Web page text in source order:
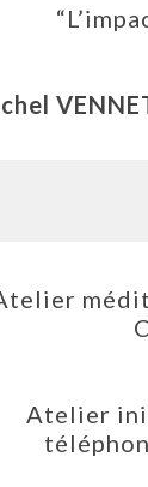
Atelier